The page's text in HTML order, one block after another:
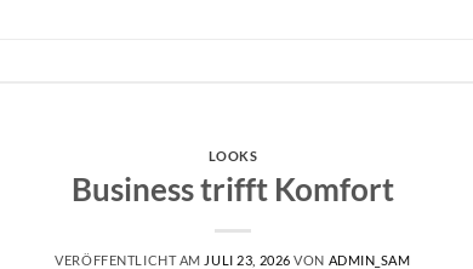
LOOKS
Business trifft Komfort
VERÖFFENTLICHT AM JULI 23, 2026 VON ADMIN_SAM